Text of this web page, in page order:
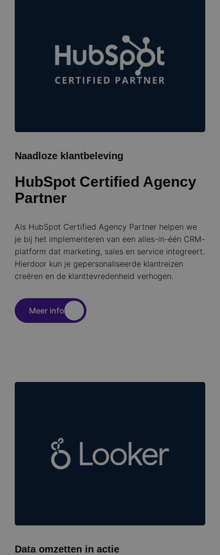
Naadloze klantbeleving
HubSpot Certified Agency
Partner
Als HubSpot Certified Agency Partner helpen we
je bij het implementeren van een alles-in-één CRM-
platform dat marketing, sales en service integreert.
Hierdoor kun je gepersonaliseerde klantreizen
creëren en de klanttevredenheid verhogen.
Meer info
Data omzetten in actie